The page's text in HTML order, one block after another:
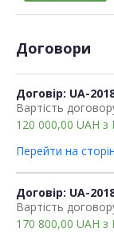
Договори
Договір: UA-
Вартість
120 000,00 UAH з
Перейти на
Договір: UA-
Вартість
170 800,00 UAH з